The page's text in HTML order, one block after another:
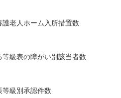
老人ホーム入所措置数
級表の障がい別該当者数
級別承認件数